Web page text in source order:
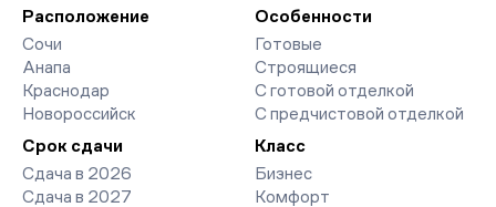
организует просмотр и поможет одобрить ипотеку по
минимальной ставке. Чтобы зафиксировать цену, оставьте
заявку на обратный звонок.
Расположение
Сочи
Анапа
Краснодар
Новороссийск
Особенности
Готовые
Строящиеся
С готовой отделкой
С предчистовой отделкой
Срок сдачи
Сдача в 2026
Сдача в 2027
Класс
Бизнес
Комфорт